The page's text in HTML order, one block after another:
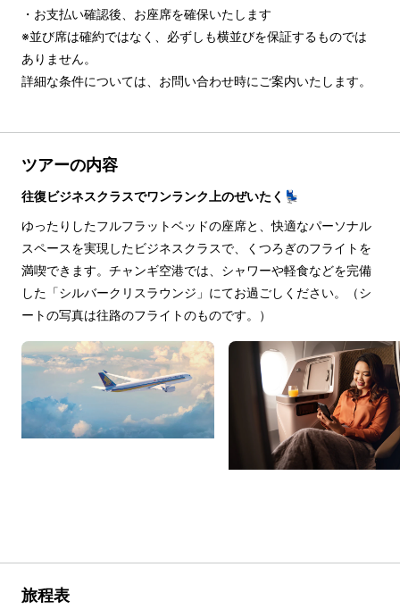
・お支払い確認後、お座席を確保いたします
※並び席は確約ではなく、必ずしも横並びを保証するものでは
ありません。
詳細な条件については、お問い合わせ時にご案内いたします。
ツアーの内容
往復ビジネスクラスでワンランク上のぜいたく💺
ゆったりしたフルフラットベッドの座席と、快適なパーソナル
スペースを実現したビジネスクラスで、くつろぎのフライトを
満喫できます。チャンギ空港では、シャワーや軽食などを完備
した「シルバークリスラウンジ」にてお過ごしください。（シ
ートの写真は往路のフライトのものです。）
旅程表